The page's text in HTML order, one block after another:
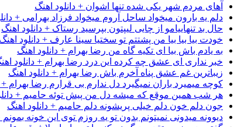
آهای مردم شهر یکی شده تنها اشوان + دانلود اهنگ
دلم یه بارون میخواد ساحل آروم میخواد فرزاد بهرامی +
حال بد تنهاییامو از چایی لیپتون بپرسید رستاک + دانلود اهنگ
خودت بیا بیا بیا من پشتتم تو سختیا سینا عارف + دانلود اهنگ
به یادم باش بیا ای تکیه گاه من رضا بهرام + دانلود اهنگ
خبر نداری ای عشق چه کرده این درد رضا بهرام + دانلود
زیباترین غم عشق پناه آخرم باش رضا بهرام + دانلود اهنگ
کوچه میمیرد باران نمیگیرد دل ندارم بی قرارم رضا بهرام +
هر شب همین موقع که میشه دل من پیش توئه حامیم +
جون دلم خون دلم خیلی پریشونه دلم حامیم + دانلود اهنگ
دیوونه میدونی نمیتونم بدون تو یه روزم توی این خونه بمونم